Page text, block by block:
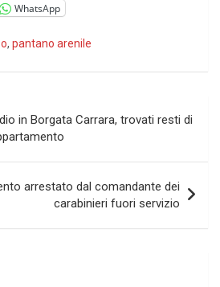
WhatsApp
, pantano arenile
in Borgata Carrara, trovati resti di
arrestato dal comandante dei
carabinieri fuori servizio